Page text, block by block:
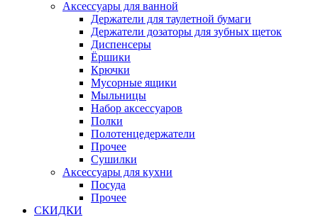
Аксессуары для ванной
Держатели для таулетной бумаги
Держатели дозаторы для зубных щеток
Диспенсеры
Ёршики
Крючки
Мусорные ящики
Мыльницы
Набор аксессуаров
Полки
Полотенцедержатели
Прочее
Сушилки
Аксессуары для кухни
Посуда
Прочее
СКИДКИ